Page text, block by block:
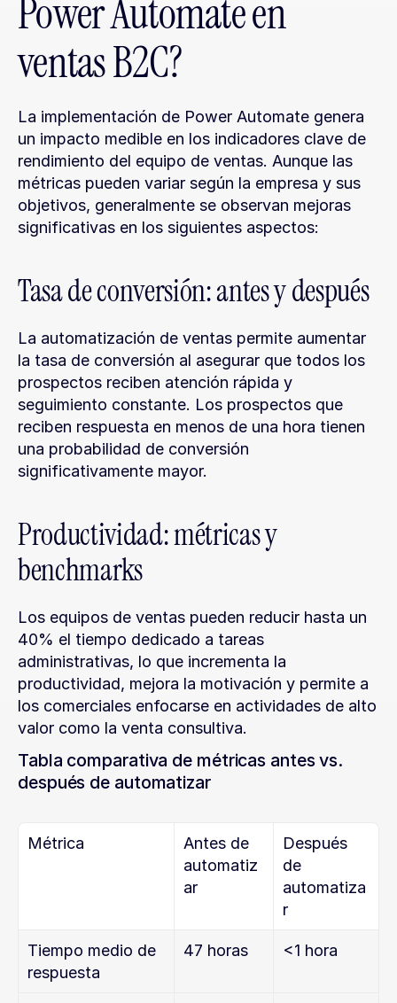
Power Automate en
ventas B2C?
La implementación de Power Automate genera
un impacto medible en los indicadores clave de
rendimiento del equipo de ventas. Aunque las
métricas pueden variar según la empresa y sus
objetivos, generalmente se observan mejoras
significativas en los siguientes aspectos:
Tasa de conversión: antes y después
La automatización de ventas permite aumentar
la tasa de conversión al asegurar que todos los
prospectos reciben atención rápida y
seguimiento constante. Los prospectos que
reciben respuesta en menos de una hora tienen
una probabilidad de conversión
significativamente mayor.
Productividad: métricas y
benchmarks
Los equipos de ventas pueden reducir hasta un
40% el tiempo dedicado a tareas
administrativas, lo que incrementa la
productividad, mejora la motivación y permite a
los comerciales enfocarse en actividades de alto
valor como la venta consultiva.
Tabla comparativa de métricas antes vs.
después de automatizar
Métrica
Antes de
automatiz
ar
Después
de
automatiza
r
Tiempo medio de
respuesta
47 horas <1 hora